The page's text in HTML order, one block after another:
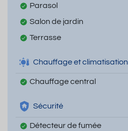
Parasol
Salon de jardin
Terrasse
Chauffage et climatisation
Chauffage central
Sécurité
Détecteur de fumée